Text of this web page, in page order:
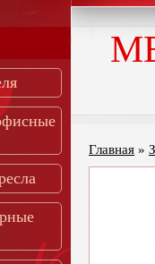
Главная »